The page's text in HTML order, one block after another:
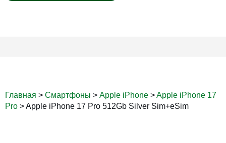
Главная > Смартфоны > Apple iPhone >Apple iPhone 17
Pro >Apple iPhone 17 Pro 512Gb Silver Sim+eSim